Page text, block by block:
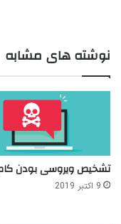
نوشته های مشابه
تشخیص ویروسی بودن
9 اکتبر 2019